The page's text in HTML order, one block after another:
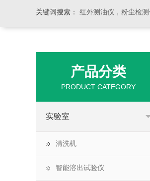
关键词搜索： 红外测油仪，粉尘检
产品分类
PRODUCT CATEGORY
实验室
清洗机
智能溶出试验仪